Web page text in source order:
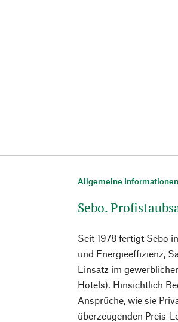
Allgemeine Informationen
Sebo.
Seit 1978 fertigt Sebo
und Energieeffizienz,
Einsatz im
Hotels). Hinsichtlich
Ansprüche, wie sie
überzeugenden Preis-